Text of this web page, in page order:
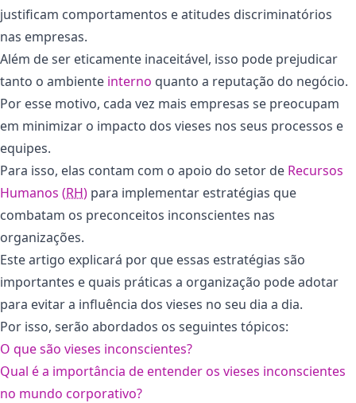
justificam comportamentos e atitudes discriminatórios
nas empresas.
Além de ser eticamente inaceitável, isso pode prejudicar
tanto o ambiente interno quanto a reputação do negócio.
Por esse motivo, cada vez mais empresas se preocupam
em minimizar o impacto dos vieses nos seus processos e
equipes.
Para isso, elas contam com o apoio do setor de Recursos
Humanos (RH) para implementar estratégias que
combatam os preconceitos inconscientes nas
organizações.
Este artigo explicará por que essas estratégias são
importantes e quais práticas a organização pode adotar
para evitar a influência dos vieses no seu dia a dia.
Por isso, serão abordados os seguintes tópicos:
O que são vieses inconscientes?
Qual é a importância de entender os vieses inconscientes
no mundo corporativo?